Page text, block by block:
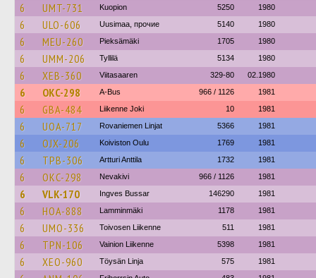
6 UMT-731 Kuopion 5250 1980
6 ULO-606 Uusimaa, прочие 5140 1980
6 MEU-260 Pieksämäki 1705 1980
6 UMM-206 Tyllilä 5134 1980
6 XEB-360 Viitasaaren 329-80 02.1980
6 OKC-298 A-Bus 966 / 1126 1981
6 GBA-484 Liikenne Joki 10 1981
6 UOA-717 Rovaniemen Linjat 5366 1981
6 OJX-206 Koiviston Oulu 1769 1981
6 TPB-306 Artturi Anttila 1732 1981
6 OKC-298 Nevakivi 966 / 1126 1981
6 VLK-170 Ingves Bussar 146290 1981
6 HOA-888 Lamminmäki 1178 1981
6 UMO-336 Toivosen Liikenne 511 1981
6 TPN-106 Vainion Liikenne 5398 1981
6 XEO-960 Töysän Linja 575 1981